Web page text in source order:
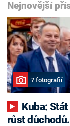
Nejnovější
7 fotografií
růst